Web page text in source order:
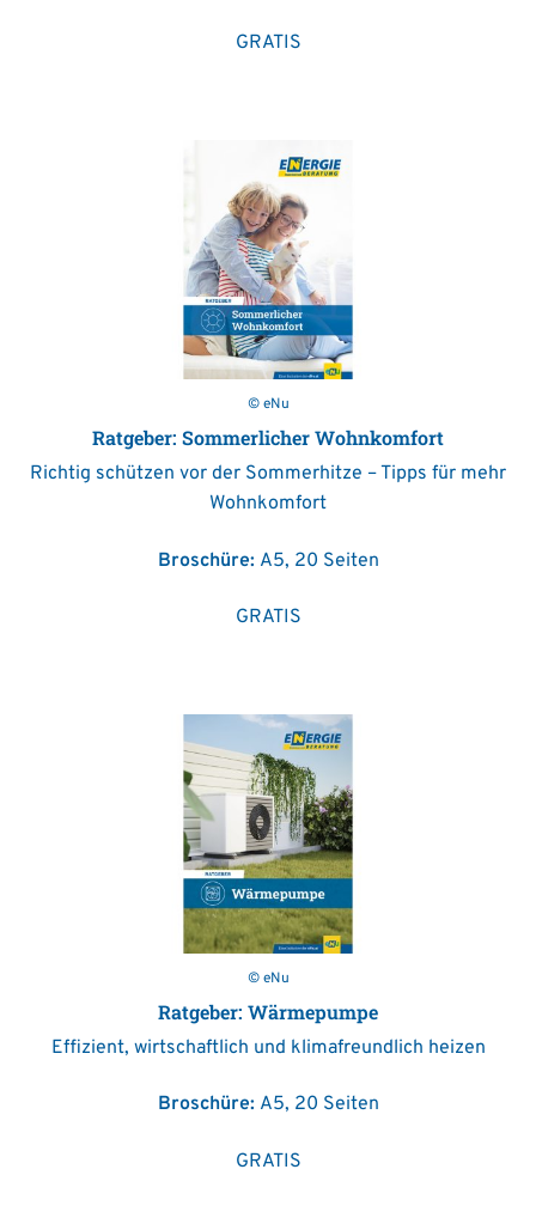
GRATIS
© eNu
Ratgeber: Sommerlicher Wohnkomfort
Richtig schützen vor der Sommerhitze – Tipps für mehr
Wohnkomfort
Broschüre: A5, 20 Seiten
GRATIS
© eNu
Ratgeber: Wärmepumpe
Effizient, wirtschaftlich und klimafreundlich heizen
Broschüre: A5, 20 Seiten
GRATIS